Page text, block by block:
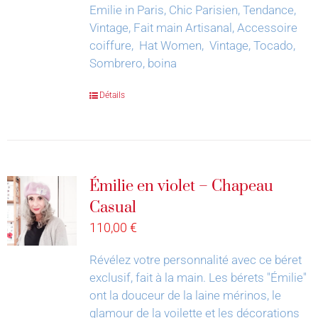
Emilie in Paris, Chic Parisien, Tendance,
Vintage, Fait main Artisanal, Accessoire
coiffure, Hat Women, Vintage, Tocado,
Sombrero, boina
Détails
Émilie en violet – Chapeau
Casual
110,00 €
Révélez votre personnalité avec ce béret
exclusif, fait à la main. Les bérets "Émilie"
ont la douceur de la laine mérinos, le
glamour de la voilette et les décorations